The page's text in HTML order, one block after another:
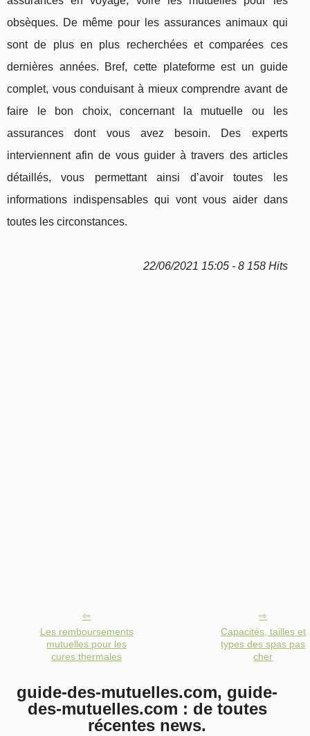
obsèques. De même pour les assurances animaux qui
sont de plus en plus recherchées et comparées ces
dernières années. Bref, cette plateforme est un guide
complet, vous conduisant à mieux comprendre avant de
faire le bon choix, concernant la mutuelle ou les
assurances dont vous avez besoin. Des experts
interviennent afin de vous guider à travers des articles
détaillés, vous permettant ainsi d’avoir toutes les
informations indispensables qui vont vous aider dans
toutes les circonstances.
22/06/2021 15:05 - 8 158 Hits
Les remboursements
mutuelles pour les
cures thermales
Capacités, tailles et
types des spas pas
cher
guide-des-mutuelles.com, guide-
des-mutuelles.com : de toutes
récentes news.